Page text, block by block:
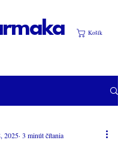
Košík
2025 3 minút čítania